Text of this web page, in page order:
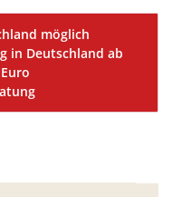
möglich
in Deutschland ab